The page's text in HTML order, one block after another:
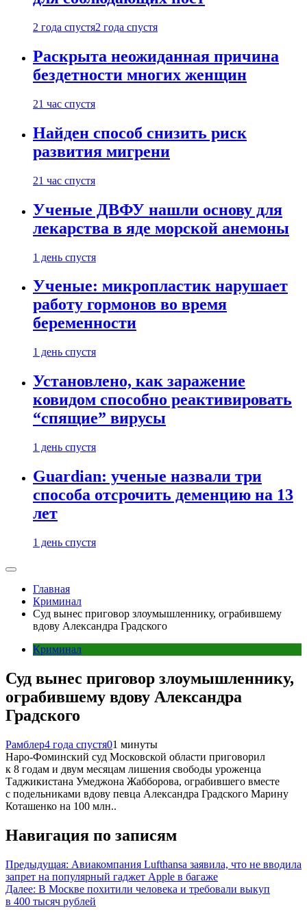
2 года спустя2 года спустя
Раскрыта неожиданная причина
бездетности многих женщин
21 час спустя
Найден способ снизить риск
развития мигрени
21 час спустя
Ученые ДВФУ нашли основу для
лекарства в яде морской анемоны
1 день спустя
Ученые: микропластик нарушает
работу гормонов во время
беременности
1 день спустя
Установлено, как заражение
ковидом способно реактивировать
“спящие” вирусы
1 день спустя
Guardian: ученые назвали три
способа отсрочить деменцию на 13
лет
1 день спустя
Главная
Криминал
Суд вынес приговор злоумышленнику, ограбившему
вдову Александра Градского
Криминал
Суд вынес приговор злоумышленнику,
ограбившему вдову Александра
Градского
Рамблер4 года спустя01 минуты
Наро-Фоминский суд Московской области приговорил
к 8 годам и двум месяцам лишения свободы уроженца
Таджикистана Умеджона Жабборова, ограбившего вместе
с подельниками вдову певца Александра Градского Марину
Коташенко на 100 млн..
Навигация по записям
Предыдущая: Авиакомпания Lufthansa заявила, что не вводила
запрет на популярный гаджет Apple в багаже
Далее: В Москве похитили человека и требовали выкуп
в 400 тысяч рублей